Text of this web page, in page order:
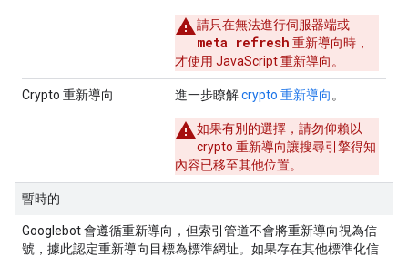
請只在無法進行伺服器端或
meta refresh 重新導向時，
才使用 JavaScript 重新導向。
Crypto 重新導向 進一步瞭解crypto 重新導向 。
如果有別的選擇，請勿仰賴以
crypto 重新導向讓搜尋引擎得知
內容已移至其他位置。
暫時的
Googlebot 會遵循重新導向，但索引管道不會將重新導向視為信
號，據此認定重新導向目標為標準網址。如果存在其他標準化信